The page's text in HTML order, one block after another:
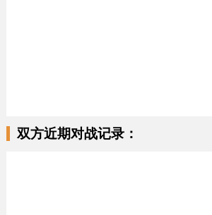
双方近期对战记录：